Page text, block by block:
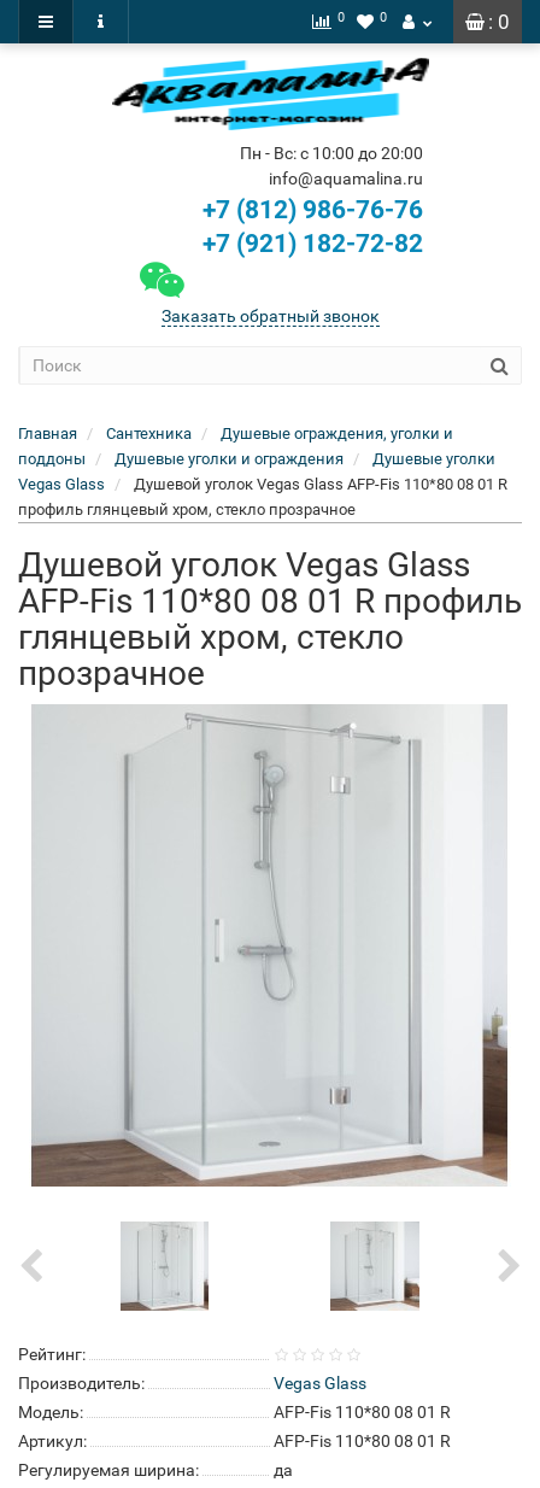
: 0
0 0
Пн - Вс: с 10:00 до 20:00
info@aquamalina.ru
+7 (812) 986-76-76
+7 (921) 182-72-82
Заказать обратный звонок
Главная Сантехника
Душевые ограждения, уголки и
поддоны
Душевые уголки и ограждения
Душевые уголки
Vegas Glass
Душевой уголок Vegas Glass AFP-Fis 110*80 08 01 R
профиль глянцевый хром, стекло прозрачное
Душевой уголок Vegas Glass
AFP-Fis 110*80 08 01 R профиль
глянцевый хром, стекло
прозрачное
Рейтинг:
Производитель:
Vegas Glass
Модель:
AFP-Fis 110*80 08 01 R
Артикул:
AFP-Fis 110*80 08 01 R
Регулируемая ширина:
да